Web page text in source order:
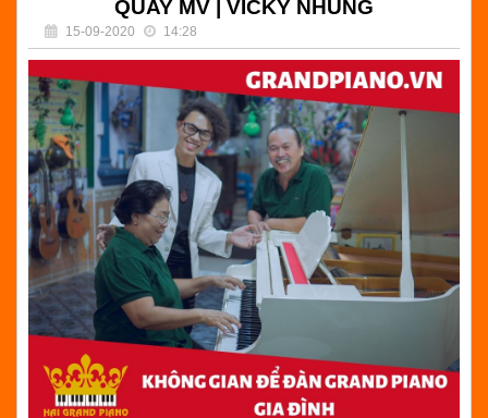
QUAY MV | VICKY NHUNG
15-09-2020
14:28
(
) Bình luận
KHÔNG GIAN ĐỂ ĐÀN PIANO | QUAY MV | VICKY
NHUNG | HẢI GRAND PIANO - CHUYÊN BÁN ĐÀN
GRAND PIANO GIÁ RẺ TẠI TPHCM
Đọc tiếp